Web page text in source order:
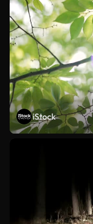
iStock